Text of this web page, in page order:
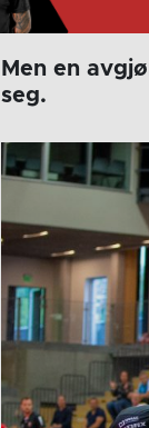
Men en
seg.